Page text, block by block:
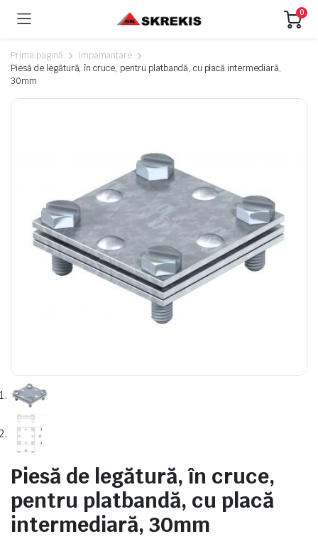
0
Prima pagină
Impamantare
Piesă de legătură, în cruce, pentru platbandă, cu placă intermediară,
30mm
Piesă de legătură, în cruce,
pentru platbandă, cu placă
intermediară, 30mm